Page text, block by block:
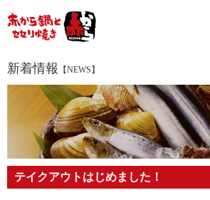
新着情報 【NEWS】
テイクアウトはじめました！